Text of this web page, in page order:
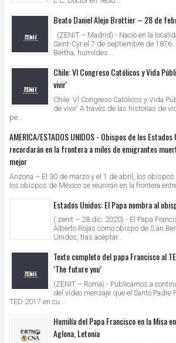
Beato Daniel Alejo Brottier – 28 de
(ZENIT – Madrid).- Nació en la
Saint-Cyr el 7 de septiembre de
Bertha, humildes...
Chile: VI Congreso Católicos y Vida
vivir'
Chile: VI Congreso Católicos y Vida
de vivir' A través de las historias de
pe...
AMERICA/ESTADOS UNIDOS - Obispos de los
recordarán en la frontera a miles de emigrantes
mejor
Arizona – El 30 de marzo y el 1 de abril, los
los obispos de México se reunirán en la frontera
Estados Unidos: El Papa nombra al
( zenit – 28 dic. 2020).- El Papa
Alberto Rojas como obispo de S an
Unidos, tras aceptar...
Texto completo del papa Francisco al
‘The future you’
(ZENIT – Roma).- Publicamos a
del vídeo mensaje que el Santo Padre
TED 2017 en cu...
Homilía del Papa Francisco en la Misa
Aglona, Letonia